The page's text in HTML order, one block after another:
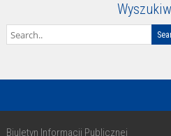
Biuletyn Informacji Publicznej